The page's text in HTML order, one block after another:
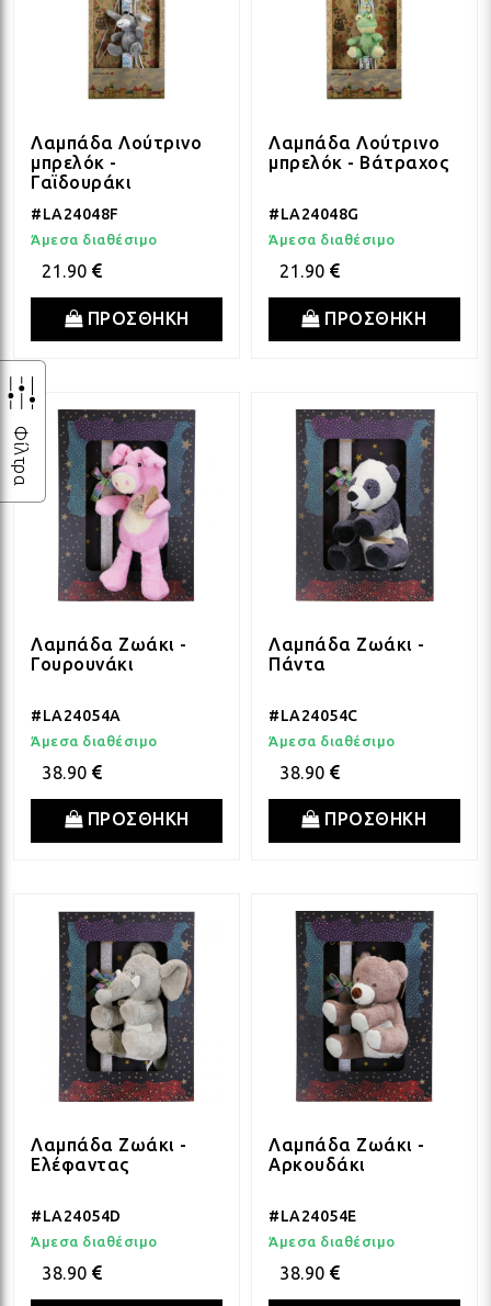
Φίλτρα
Λαμπάδα Λούτρινο
μπρελόκ -
Γαϊδουράκι
#LA24048F
Άμεσα διαθέσιμο
21.90
ΠΡΟΣΘΗΚΗ
Λαμπάδα Λούτρινο
μπρελόκ - Βάτραχος
#LA24048G
Άμεσα διαθέσιμο
21.90
ΠΡΟΣΘΗΚΗ
Λαμπάδα Ζωάκι -
Γουρουνάκι
#LA24054A
Άμεσα διαθέσιμο
38.90
ΠΡΟΣΘΗΚΗ
Λαμπάδα Ζωάκι -
Πάντα
#LA24054C
Άμεσα διαθέσιμο
38.90
ΠΡΟΣΘΗΚΗ
Λαμπάδα Ζωάκι -
Ελέφαντας
#LA24054D
Άμεσα διαθέσιμο
38.90
Λαμπάδα Ζωάκι -
Αρκουδάκι
#LA24054E
Άμεσα διαθέσιμο
38.90